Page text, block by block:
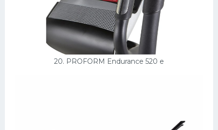
20. PROFORM Endurance 520 e